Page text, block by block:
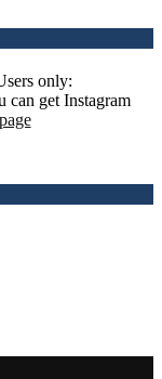
only:
can get Instagram